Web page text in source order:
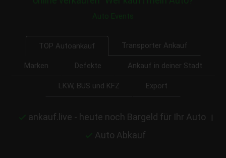
Auto Events
TOP Autoankauf Transporter Ankauf
Marken Defekte Ankauf in deiner Stadt
LKW, BUS und KFZ Export
ankauf.live - heute noch Bargeld für Ihr Auto
Auto Abkauf